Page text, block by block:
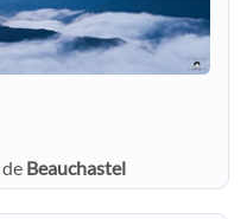
de Beauchastel